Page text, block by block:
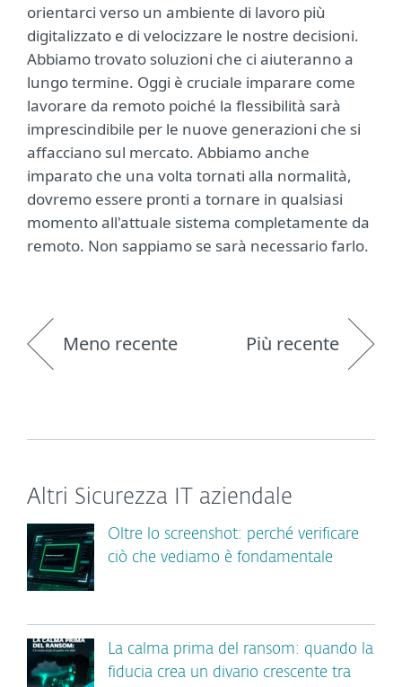
orientarci verso un ambiente di lavoro più
digitalizzato e di velocizzare le nostre decisioni.
Abbiamo trovato soluzioni che ci aiuteranno a
lungo termine. Oggi è cruciale imparare come
lavorare da remoto poiché la flessibilità sarà
imprescindibile per le nuove generazioni che si
affacciano sul mercato. Abbiamo anche
imparato che una volta tornati alla normalità,
dovremo essere pronti a tornare in qualsiasi
momento all'attuale sistema completamente da
remoto. Non sappiamo se sarà necessario farlo.
Meno recente Più recente
Altri Sicurezza IT aziendale
Oltre lo screenshot: perché verificare
ciò che vediamo è fondamentale
La calma prima del ransom: quando la
fiducia crea un divario crescente tra